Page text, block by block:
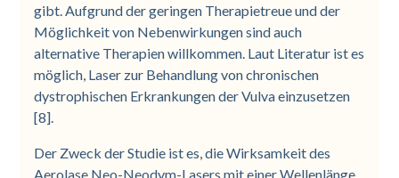
gibt. Aufgrund der geringen Therapietreue und der
Möglichkeit von Nebenwirkungen sind auch
alternative Therapien willkommen. Laut Literatur ist es
möglich, Laser zur Behandlung von chronischen
dystrophischen Erkrankungen der Vulva einzusetzen
[8].
Der Zweck der Studie ist es, die Wirksamkeit des
Aerolase Neo-Neodym-Lasers mit einer Wellenlänge